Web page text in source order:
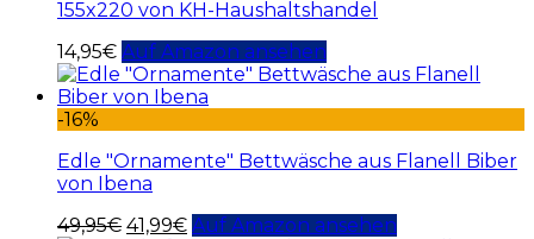
155x220 von KH-Haushaltshandel
14,95€ Auf Amazon ansehen
-16%
Edle "Ornamente" Bettwäsche aus Flanell Biber
von Ibena
49,95€ 41,99€ Auf Amazon ansehen